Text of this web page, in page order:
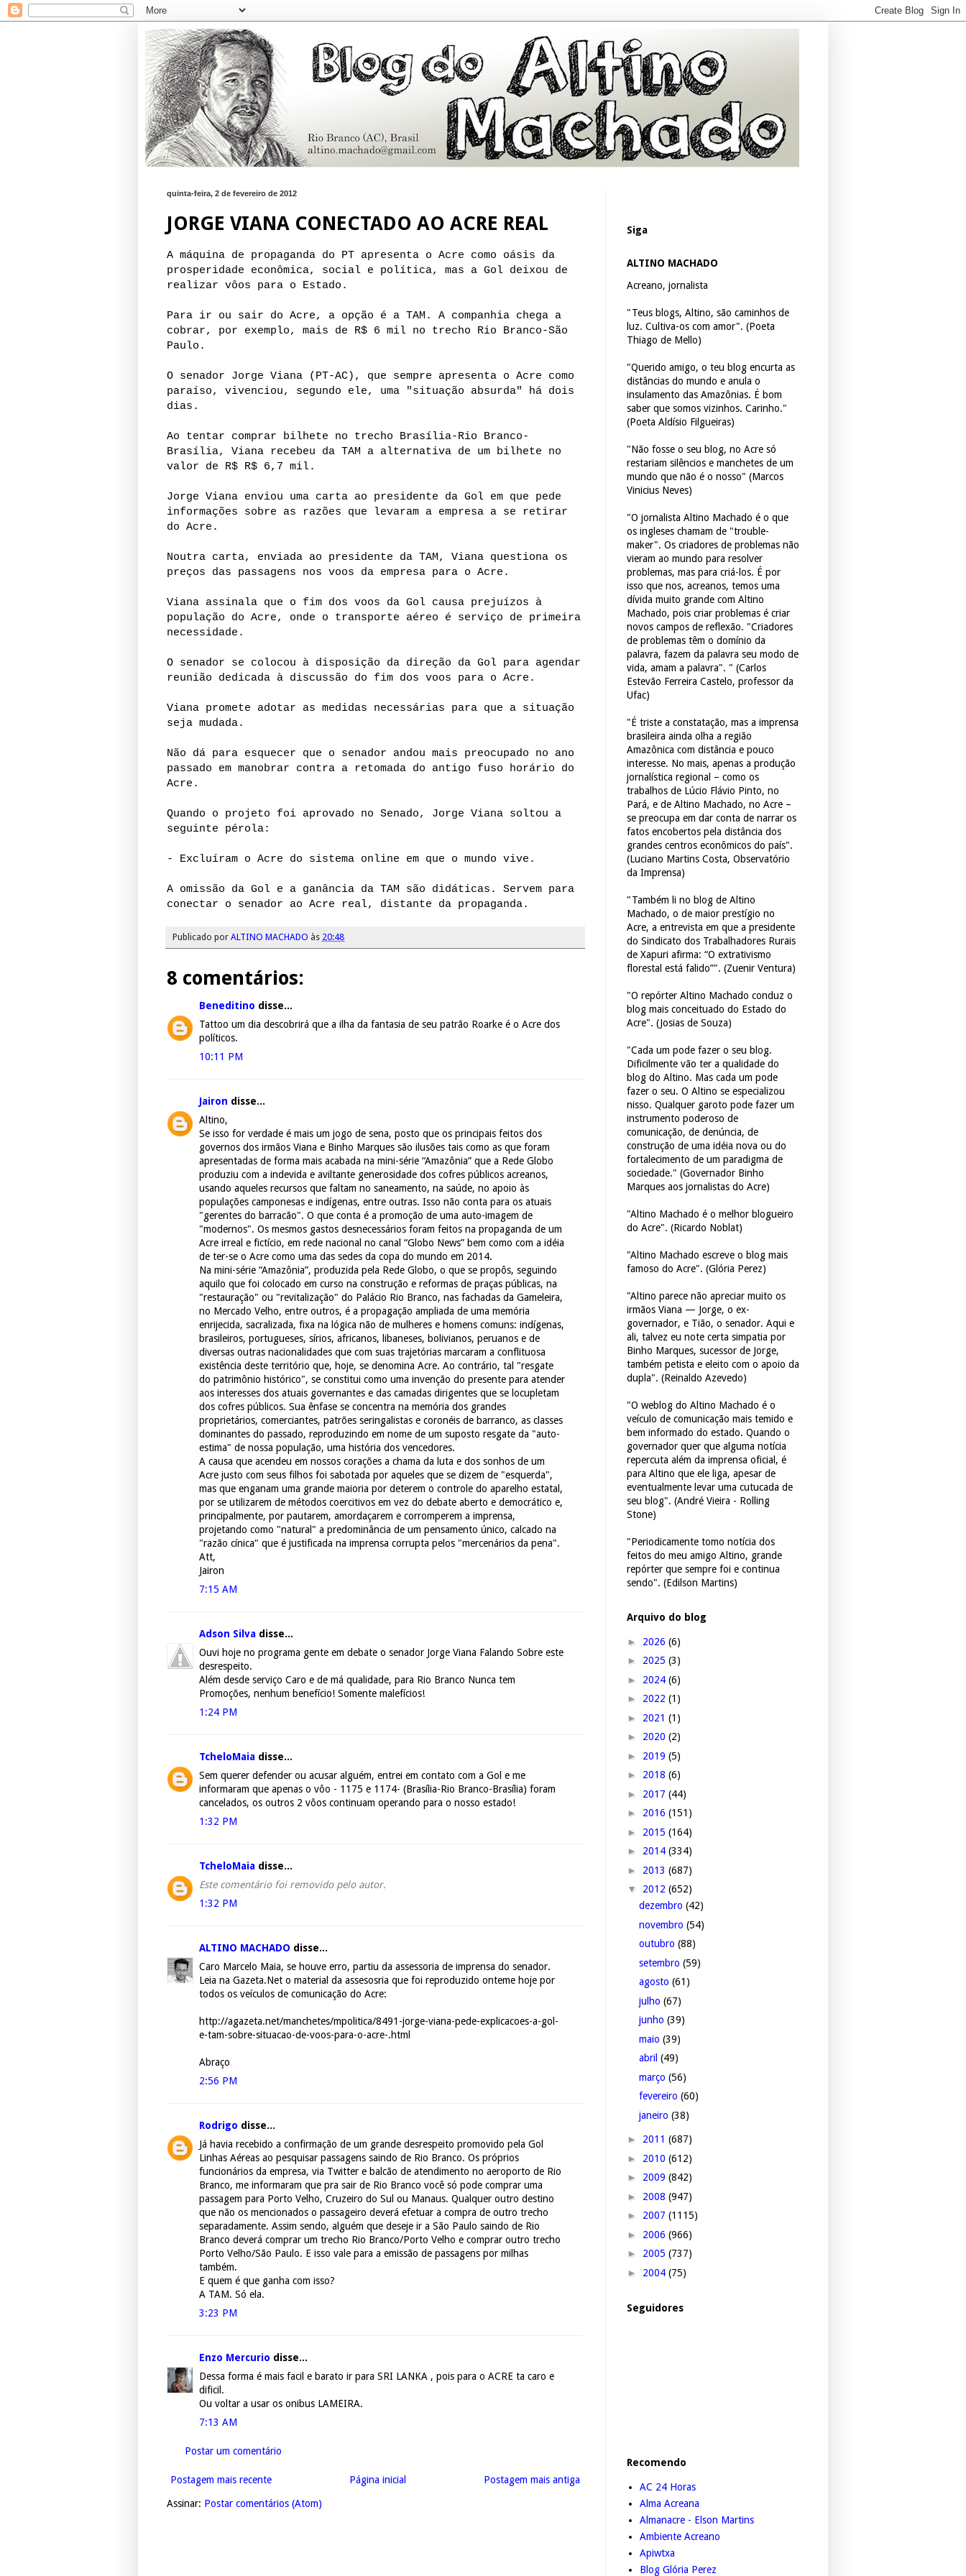
quinta-feira, 2 de fevereiro de 2012
JORGE VIANA CONECTADO AO ACRE REAL
A máquina de propaganda do PT apresenta o Acre como oásis da
prosperidade econômica, social e política, mas a Gol deixou de
realizar vôos para o Estado.
Para ir ou sair do Acre, a opção é a TAM. A companhia chega a
cobrar, por exemplo, mais de R$ 6 mil no trecho Rio Branco-São
Paulo.
O senador Jorge Viana (PT-AC), que sempre apresenta o Acre como
paraíso, vivenciou, segundo ele, uma "situação absurda" há dois
dias.
Ao tentar comprar bilhete no trecho Brasília-Rio Branco-
Brasília, Viana recebeu da TAM a alternativa de um bilhete no
valor de R$ R$ 6,7 mil.
Jorge Viana enviou uma carta ao presidente da Gol em que pede
informações sobre as razões que levaram a empresa a se retirar
do Acre.
Noutra carta, enviada ao presidente da TAM, Viana questiona os
preços das passagens nos voos da empresa para o Acre.
Viana assinala que o fim dos voos da Gol causa prejuízos à
população do Acre, onde o transporte aéreo é serviço de primeira
necessidade.
O senador se colocou à disposição da direção da Gol para agendar
reunião dedicada à discussão do fim dos voos para o Acre.
Viana promete adotar as medidas necessárias para que a situação
seja mudada.
Não dá para esquecer que o senador andou mais preocupado no ano
passado em manobrar contra a retomada do antigo fuso horário do
Acre.
Quando o projeto foi aprovado no Senado, Jorge Viana soltou a
seguinte pérola:
- Excluíram o Acre do sistema online em que o mundo vive.
A omissão da Gol e a ganância da TAM são didáticas. Servem para
conectar o senador ao Acre real, distante da propaganda.
Publicado por ALTINO MACHADO às 20:48
8 comentários:
Beneditino disse...
Tattoo um dia descobrirá que a ilha da fantasia de seu patrão Roarke é o Acre dos
políticos.
10:11 PM
Jairon disse...
Altino,
Se isso for verdade é mais um jogo de sena, posto que os principais feitos dos
governos dos irmãos Viana e Binho Marques são ilusões tais como as que foram
apresentadas de forma mais acabada na mini-série “Amazônia” que a Rede Globo
produziu com a indevida e aviltante generosidade dos cofres públicos acreanos,
usando aqueles recursos que faltam no saneamento, na saúde, no apoio às
populações camponesas e indígenas, entre outras. Isso não conta para os atuais
"gerentes do barracão". O que conta é a promoção de uma auto-imagem de
"modernos". Os mesmos gastos desnecessários foram feitos na propaganda de um
Acre irreal e fictício, em rede nacional no canal “Globo News” bem como com a idéia
de ter-se o Acre como uma das sedes da copa do mundo em 2014.
Na mini-série “Amazônia”, produzida pela Rede Globo, o que se propôs, seguindo
aquilo que foi colocado em curso na construção e reformas de praças públicas, na
"restauração" ou "revitalização" do Palácio Rio Branco, nas fachadas da Gameleira,
no Mercado Velho, entre outros, é a propagação ampliada de uma memória
enrijecida, sacralizada, fixa na lógica não de mulheres e homens comuns: indígenas,
brasileiros, portugueses, sírios, africanos, libaneses, bolivianos, peruanos e de
diversas outras nacionalidades que com suas trajetórias marcaram a conflituosa
existência deste território que, hoje, se denomina Acre. Ao contrário, tal "resgate
do patrimônio histórico", se constitui como uma invenção do presente para atender
aos interesses dos atuais governantes e das camadas dirigentes que se locupletam
dos cofres públicos. Sua ênfase se concentra na memória dos grandes
proprietários, comerciantes, patrões seringalistas e coronéis de barranco, as classes
dominantes do passado, reproduzindo em nome de um suposto resgate da "auto-
estima" de nossa população, uma história dos vencedores.
A causa que acendeu em nossos corações a chama da luta e dos sonhos de um
Acre justo com seus filhos foi sabotada por aqueles que se dizem de "esquerda",
mas que enganam uma grande maioria por deterem o controle do aparelho estatal,
por se utilizarem de métodos coercitivos em vez do debate aberto e democrático e,
principalmente, por pautarem, amordaçarem e corromperem a imprensa,
projetando como "natural" a predominância de um pensamento único, calcado na
"razão cínica" que é justificada na imprensa corrupta pelos "mercenários da pena".
Att,
Jairon
7:15 AM
Adson Silva disse...
Ouvi hoje no programa gente em debate o senador Jorge Viana Falando Sobre este
desrespeito.
Além desde serviço Caro e de má qualidade, para Rio Branco Nunca tem
Promoções, nenhum benefício! Somente malefícios!
1:24 PM
TcheloMaia disse...
Sem querer defender ou acusar alguém, entrei em contato com a Gol e me
informaram que apenas o vôo - 1175 e 1174- (Brasília-Rio Branco-Brasília) foram
cancelados, os outros 2 vôos continuam operando para o nosso estado!
1:32 PM
TcheloMaia disse...
Este comentário foi removido pelo autor.
1:32 PM
ALTINO MACHADO disse...
Caro Marcelo Maia, se houve erro, partiu da assessoria de imprensa do senador.
Leia na Gazeta.Net o material da assesosria que foi reproduzido onteme hoje por
todos os veículos de comunicação do Acre:
http://agazeta.net/manchetes/mpolitica/8491-jorge-viana-pede-explicacoes-a-gol-
e-tam-sobre-situacao-de-voos-para-o-acre-.html
Abraço
2:56 PM
Rodrigo disse...
Já havia recebido a confirmação de um grande desrespeito promovido pela Gol
Linhas Aéreas ao pesquisar passagens saindo de Rio Branco. Os próprios
funcionários da empresa, via Twitter e balcão de atendimento no aeroporto de Rio
Branco, me informaram que pra sair de Rio Branco você só pode comprar uma
passagem para Porto Velho, Cruzeiro do Sul ou Manaus. Qualquer outro destino
que não os mencionados o passageiro deverá efetuar a compra de outro trecho
separadamente. Assim sendo, alguém que deseje ir a São Paulo saindo de Rio
Branco deverá comprar um trecho Rio Branco/Porto Velho e comprar outro trecho
Porto Velho/São Paulo. E isso vale para a emissão de passagens por milhas
também.
E quem é que ganha com isso?
A TAM. Só ela.
3:23 PM
Enzo Mercurio disse...
Dessa forma é mais facil e barato ir para SRI LANKA , pois para o ACRE ta caro e
dificil.
Ou voltar a usar os onibus LAMEIRA.
7:13 AM
Postar um comentário
Postagem mais recente Postagem mais antiga
Página inicial
Assinar: Postar comentários (Atom)
Siga
ALTINO MACHADO
Acreano, jornalista
"Teus blogs, Altino, são caminhos de
luz. Cultiva-os com amor". (Poeta
Thiago de Mello)
"Querido amigo, o teu blog encurta as
distâncias do mundo e anula o
insulamento das Amazônias. É bom
saber que somos vizinhos. Carinho."
(Poeta Aldísio Filgueiras)
"Não fosse o seu blog, no Acre só
restariam silêncios e manchetes de um
mundo que não é o nosso" (Marcos
Vinicius Neves)
"O jornalista Altino Machado é o que
os ingleses chamam de "trouble-
maker". Os criadores de problemas não
vieram ao mundo para resolver
problemas, mas para criá-los. É por
isso que nos, acreanos, temos uma
dívida muito grande com Altino
Machado, pois criar problemas é criar
novos campos de reflexão. "Criadores
de problemas têm o domínio da
palavra, fazem da palavra seu modo de
vida, amam a palavra". " (Carlos
Estevão Ferreira Castelo, professor da
Ufac)
"É triste a constatação, mas a imprensa
brasileira ainda olha a região
Amazônica com distância e pouco
interesse. No mais, apenas a produção
jornalística regional – como os
trabalhos de Lúcio Flávio Pinto, no
Pará, e de Altino Machado, no Acre –
se preocupa em dar conta de narrar os
fatos encobertos pela distância dos
grandes centros econômicos do país".
(Luciano Martins Costa, Observatório
da Imprensa)
"Também li no blog de Altino
Machado, o de maior prestígio no
Acre, a entrevista em que a presidente
do Sindicato dos Trabalhadores Rurais
de Xapuri afirma: “O extrativismo
florestal está falido”". (Zuenir Ventura)
"O repórter Altino Machado conduz o
blog mais conceituado do Estado do
Acre". (Josias de Souza)
"Cada um pode fazer o seu blog.
Dificilmente vão ter a qualidade do
blog do Altino. Mas cada um pode
fazer o seu. O Altino se especializou
nisso. Qualquer garoto pode fazer um
instrumento poderoso de
comunicação, de denúncia, de
construção de uma idéia nova ou do
fortalecimento de um paradigma de
sociedade." (Governador Binho
Marques aos jornalistas do Acre)
"Altino Machado é o melhor blogueiro
do Acre". (Ricardo Noblat)
"Altino Machado escreve o blog mais
famoso do Acre". (Glória Perez)
"Altino parece não apreciar muito os
irmãos Viana — Jorge, o ex-
governador, e Tião, o senador. Aqui e
ali, talvez eu note certa simpatia por
Binho Marques, sucessor de Jorge,
também petista e eleito com o apoio da
dupla". (Reinaldo Azevedo)
"O weblog do Altino Machado é o
veículo de comunicação mais temido e
bem informado do estado. Quando o
governador quer que alguma notícia
repercuta além da imprensa oficial, é
para Altino que ele liga, apesar de
eventualmente levar uma cutucada de
seu blog". (André Vieira - Rolling
Stone)
"Periodicamente tomo notícia dos
feitos do meu amigo Altino, grande
repórter que sempre foi e continua
sendo". (Edilson Martins)
Arquivo do blog
► 2026 (6)
► 2025 (3)
► 2024 (6)
► 2022 (1)
► 2021 (1)
► 2020 (2)
► 2019 (5)
► 2018 (6)
► 2017 (44)
► 2016 (151)
► 2015 (164)
► 2014 (334)
► 2013 (687)
▼ 2012 (652)
dezembro (42)
novembro (54)
outubro (88)
setembro (59)
agosto (61)
julho (67)
junho (39)
maio (39)
abril (49)
março (56)
fevereiro (60)
janeiro (38)
► 2011 (687)
► 2010 (612)
► 2009 (842)
► 2008 (947)
► 2007 (1115)
► 2006 (966)
► 2005 (737)
► 2004 (75)
Seguidores
Recomendo
AC 24 Horas
Alma Acreana
Almanacre - Elson Martins
Ambiente Acreano
Apiwtxa
Blog Glória Perez